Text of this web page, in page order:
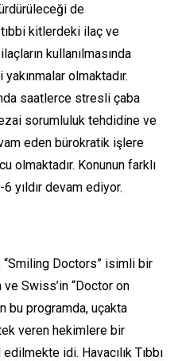
de
kitlerdeki ilaç ve
kullanılmasında
olmaktadır.
saatlerce stresli çaba
sorumluluk tehdidine ve
eden bürokratik işlere
olmaktadır. Konunun farklı
6 yıldır devam ediyor.
“Smiling Doctors” isimli bir
ve Swiss’in “Doctor on
bu programda, uçakta
veren hekimlere bir
idi. Havacılık Tıbbı